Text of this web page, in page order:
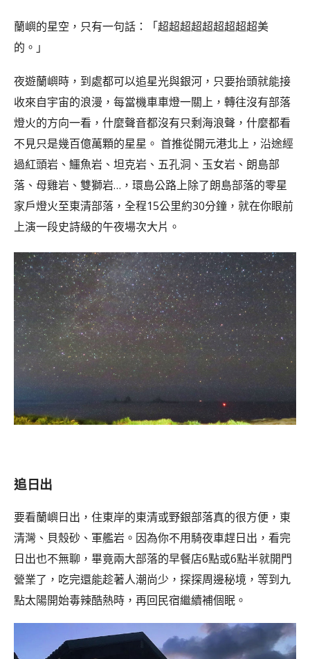
蘭嶼的星空，只有一句話：「超超超超超超超超超美
的。」
夜遊蘭嶼時，到處都可以追星光與銀河，只要抬頭就能接
收來自宇宙的浪漫，每當機車車燈一關上，轉往沒有部落
燈火的方向一看，什麼聲音都沒有只剩海浪聲，什麼都看
不見只是幾百億萬顆的星星。 首推從開元港北上，沿途經
過紅頭岩、鱷魚岩、坦克岩、五孔洞、玉女岩、朗島部
落、母雞岩、雙獅岩…，環島公路上除了朗島部落的零星
家戶燈火至東清部落，全程15公里約30分鐘，就在你眼前
上演一段史詩級的午夜場次大片。
追日出
要看蘭嶼日出，住東岸的東清或野銀部落真的很方便，東
清灣、貝殼砂、軍艦岩。因為你不用騎夜車趕日出，看完
日出也不無聊，畢竟兩大部落的早餐店6點或6點半就開門
營業了，吃完還能趁著人潮尚少，探探周邊秘境，等到九
點太陽開始毒辣酷熱時，再回民宿繼續補個眠。